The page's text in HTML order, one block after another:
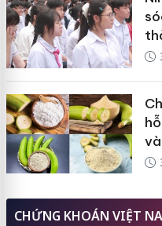
CHỨNG KHOÁN VIỆT